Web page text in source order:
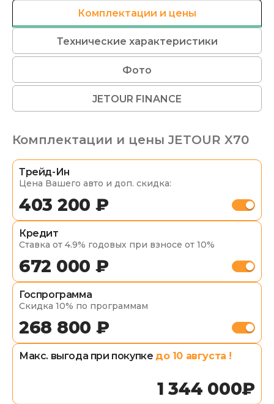
Комплектации и цены
Технические характеристики
Фото
JETOUR FINANCE
Комплектации и цены JETOUR X70
Трейд-Ин
Цена Вашего авто и доп. скидка:
403 200 ₽
Кредит
Ставка от 4.9% годовых при взносе от 10%
672 000 ₽
Госпрограмма
Скидка 10% по программам
268 800 ₽
Макс. выгода при покупке до 10 августа !
1 344 000₽